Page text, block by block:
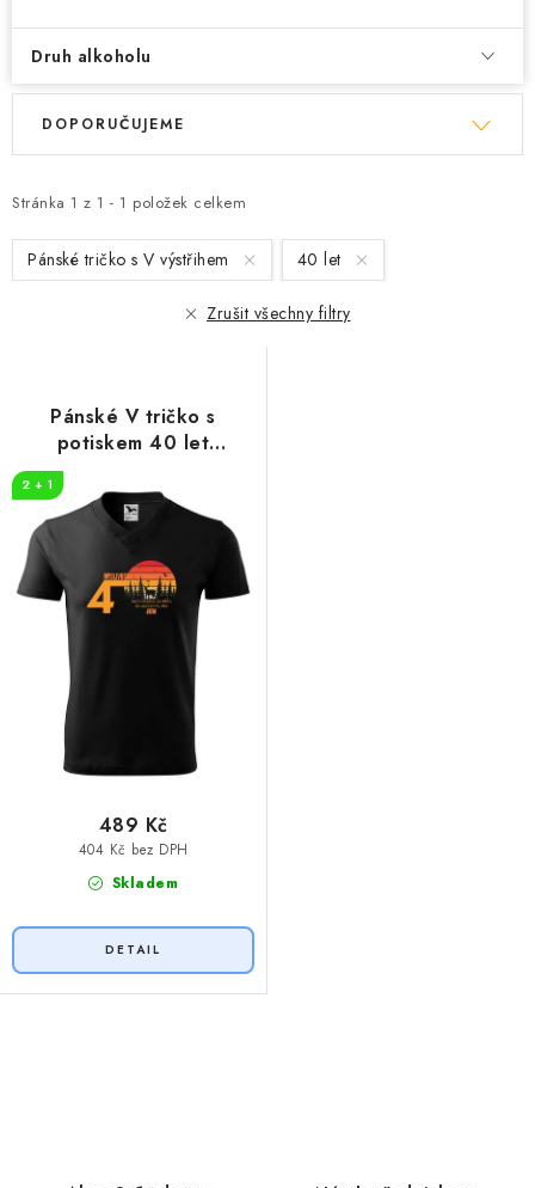
Druh alkoholu
V
i
s
p
t
ů
Stránka 1 z 1 - 1 položek celkem
Ř
e
n
í
k
t
ů
DOPORUČUJEME
Pánské tričko s V výstřihem 40 let
Zrušit všechny filtry
Pánské V tričko s
potiskem 40 let
2 + 1
Skladem
404 Kč bez DPH
489 Kč